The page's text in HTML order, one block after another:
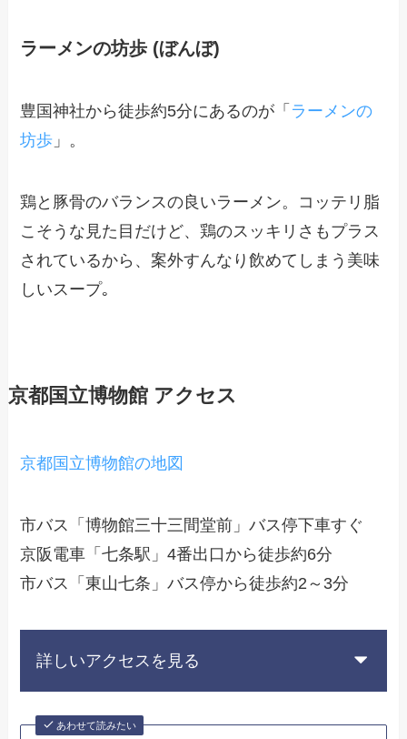
ラーメンの坊歩 (ぼんぼ)
豊国神社から徒歩約5分にあるのが「 ラーメンの
坊歩 」。
鶏と豚骨のバランスの良いラーメン。コッテリ脂
こそうな見た目だけど、鶏のスッキリさもプラス
されているから、案外すんなり飲めてしまう美味
しいスープ｡
京都国立博物館 アクセス
京都国立博物館の地図
市バス「博物館三十三間堂前」バス停下車すぐ
京阪電車「七条駅」4番出口から徒歩約6分
市バス「東山七条」バス停から徒歩約2～3分
詳しいアクセスを見る
あわせて読みたい